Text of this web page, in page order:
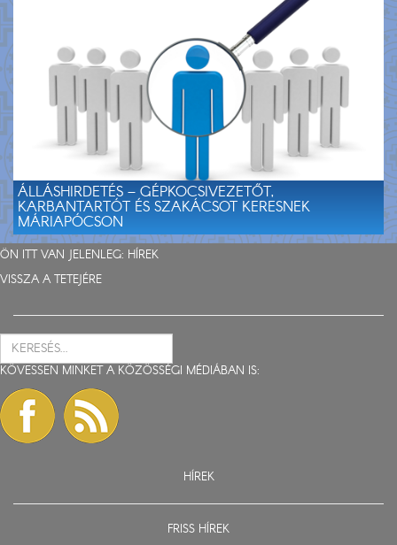
ÁLLÁSHIRDETÉS – GÉPKOCSIVEZETŐT,
KARBANTARTÓT ÉS SZAKÁCSOT KERESNEK
MÁRIAPÓCSON
ÖN ITT VAN JELENLEG: HÍREK
VISSZA A TETEJÉRE
KÖVESSEN MINKET A KÖZÖSSÉGI MÉDIÁBAN IS:
HÍREK
FRISS HÍREK